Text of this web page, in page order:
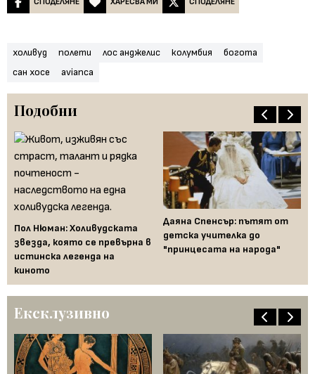
холивуд полети лос анджелис колумбия
богота
сан хосе
avianca
Подобни
Пол Нюман: Холивудската
звезда, която се превърна в
истинска легенда на
киното
Даяна Спенсър: пътят от
детска учителка до
"принцесата на народа"
Ексклузивно